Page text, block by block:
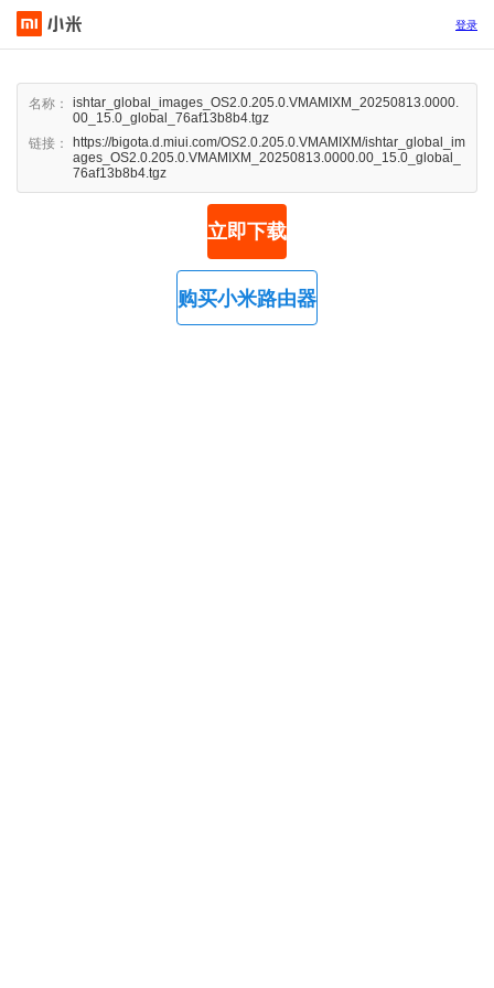
登录
名称：
ishtar_global_images_OS2.0.205.0.VMAMIXM_20250813.0000.
00_15.0_global_76af13b8b4.tgz
链接：
https://bigota.d.miui.com/OS2.0.205.0.VMAMIXM/ishtar_global_im
ages_OS2.0.205.0.VMAMIXM_20250813.0000.00_15.0_global_
76af13b8b4.tgz
立即下载
购买小米路由器